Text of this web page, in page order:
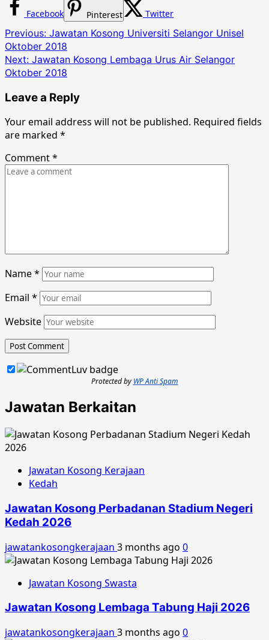
Facebook Pinterest Twitter
Post
navigation
Previous: Jawatan Kosong Universiti Selangor Unisel
Oktober 2018
Next: Jawatan Kosong Lembaga Urus Air Selangor
Oktober 2018
Leave a Reply
Your email address will not be published. Required fields
are marked *
Comment*
Name*
Email *
Website
Protected by WP Anti Spam
Jawatan Berkaitan
Jawatan Kosong Kerajaan
Kedah
Jawatan Kosong Perbadanan Stadium Negeri
Kedah 2026
jawatankosongkerajaan 3 months ago 0
Jawatan Kosong Swasta
Jawatan Kosong Lembaga Tabung Haji 2026
jawatankosongkerajaan 3 months ago 0